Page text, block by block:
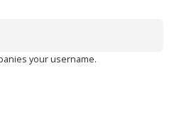
your username.